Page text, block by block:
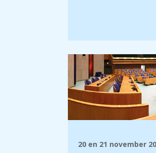
20 en 21 november